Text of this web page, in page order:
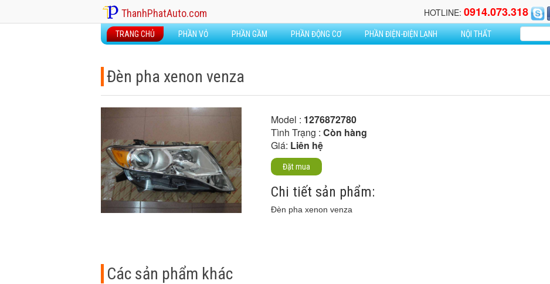
ThanhPhatAuto.com HOTLINE: 0914.073.318
TRANG CHỦ PHẦN VỎ PHẦN GẦM PHẦN ĐỘNG CƠ PHẦN ĐIỆN-ĐIỆN LẠNH NỘI THẤT
Đèn pha xenon venza
Model : 1276872780
Tình Trạng : Còn hàng
Giá: Liên hệ
Đặt mua
Chi tiết sản phẩm:
Đèn pha xenon venza
Các sản phẩm khác